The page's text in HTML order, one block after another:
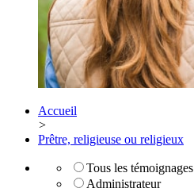
Accueil
>
Prêtre, religieuse ou religieux
Tous les témoignages
Administrateur